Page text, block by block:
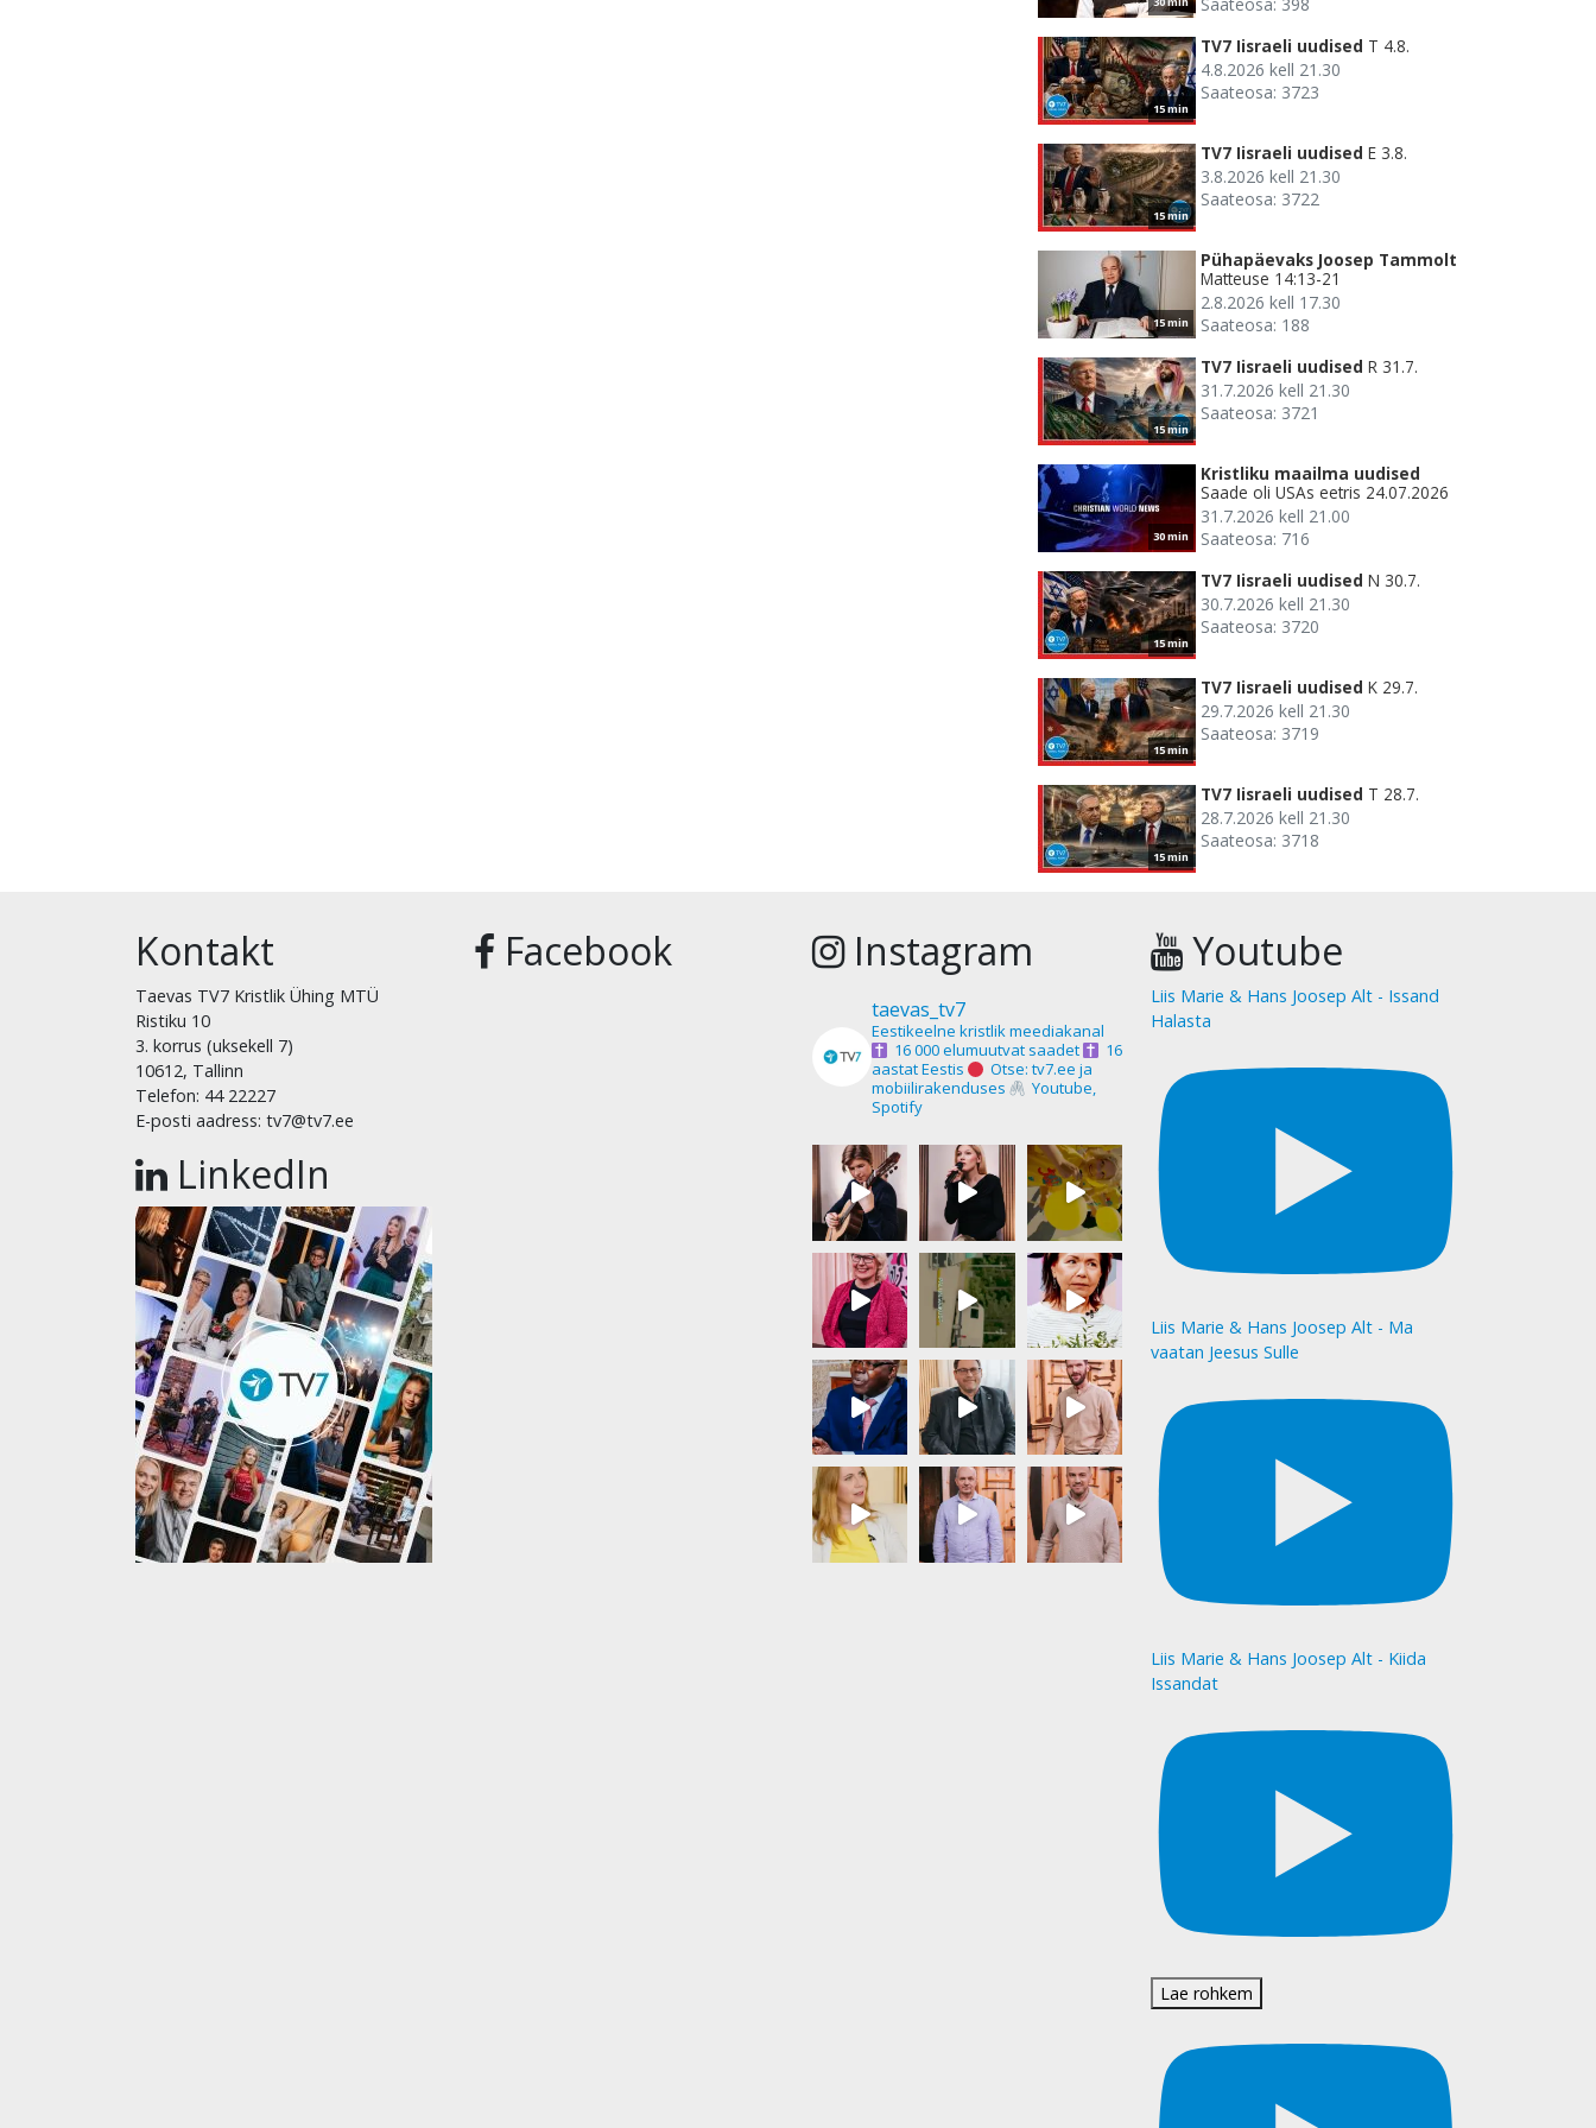
15 min
TV7 Iisraeli uudised T 4.8.
4.8.2026 kell 21.30
Saateosa: 3723
15 min
TV7 Iisraeli uudised E 3.8.
3.8.2026 kell 21.30
Saateosa: 3722
15 min
Pühapäevaks Joosep Tammolt
Matteuse 14:13-21
2.8.2026 kell 17.30
Saateosa: 188
15 min
TV7 Iisraeli uudised R 31.7.
31.7.2026 kell 21.30
Saateosa: 3721
30 min
Kristliku maailma uudised
Saade oli USAs eetris 24.07.2026
31.7.2026 kell 21.00
Saateosa: 716
15 min
TV7 Iisraeli uudised N 30.7.
30.7.2026 kell 21.30
Saateosa: 3720
15 min
TV7 Iisraeli uudised K 29.7.
29.7.2026 kell 21.30
Saateosa: 3719
15 min
TV7 Iisraeli uudised T 28.7.
28.7.2026 kell 21.30
Saateosa: 3718
Kontakt
Taevas TV7 Kristlik Ühing MTÜ
Ristiku 10
3. korrus (uksekell 7)
10612, Tallinn
Telefon: 44 22227
E-posti aadress: tv7@tv7.ee
LinkedIn
Facebook Instagram
taevas_tv7
Eestikeelne kristlik meediakanal
16 000 elumuutvat saadet
16
aastat Eestis
Otse: tv7.ee ja
mobiilirakenduses
Youtube,
Spotify
Youtube
Liis Marie & Hans Joosep Alt - Issand
Halasta
Liis Marie & Hans Joosep Alt - Ma
vaatan Jeesus Sulle
Liis Marie & Hans Joosep Alt - Kiida
Issandat
Lae rohkem